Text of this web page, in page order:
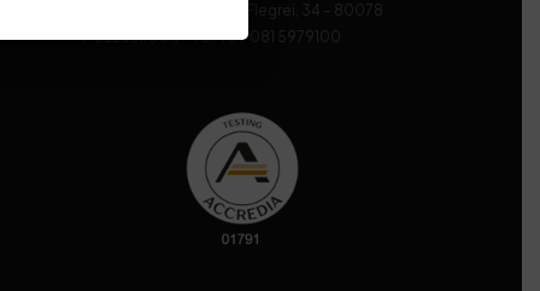
Via Campi Flegrei, 34 – 80078
Pozzuoli (NA) – Tel. +39 081 5979100